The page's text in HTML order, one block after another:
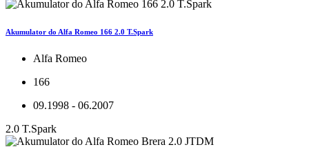
Akumulator do Alfa Romeo 166 2.0 T.Spark
Alfa Romeo
166
09.1998 - 06.2007
2.0 T.Spark